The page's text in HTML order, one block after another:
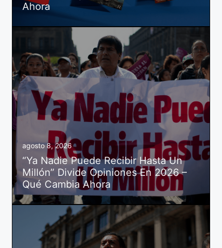
Ahora
agosto 8, 2026
“Ya Nadie Puede Recibir Hasta Un
Millón” Divide Opiniones En 2026 –
Qué Cambia Ahora